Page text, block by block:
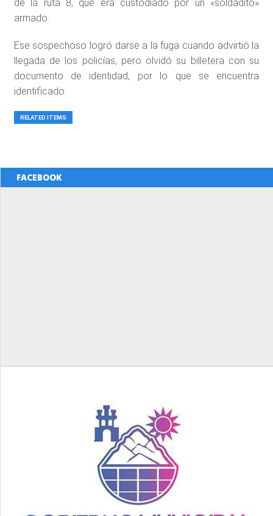
de la ruta 8, que era custodiado por un «soldadito»
armado.
Ese sospechoso logró darse a la fuga cuando advirtió la
llegada de los policías, pero olvidó su billetera con su
documento de identidad, por lo que se encuentra
identificado.
RELATED ITEMS
FACEBOOK